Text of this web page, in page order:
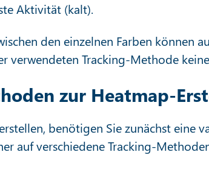
Aktivität (kalt).
den einzelnen Farben können
verwendeten Tracking-Methode
zur Heatmap-
benötigen Sie zunächst
auf verschiedene Tracking-